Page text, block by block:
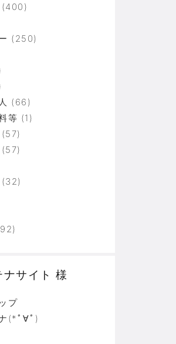
飯は「赤魚の煮つけ」だった
万円使ってた！？
(400)
(250)
(66)
等 (1)
(57)
(57)
(32)
ナサイト 様
プ
(*ﾟ∀ﾟ)